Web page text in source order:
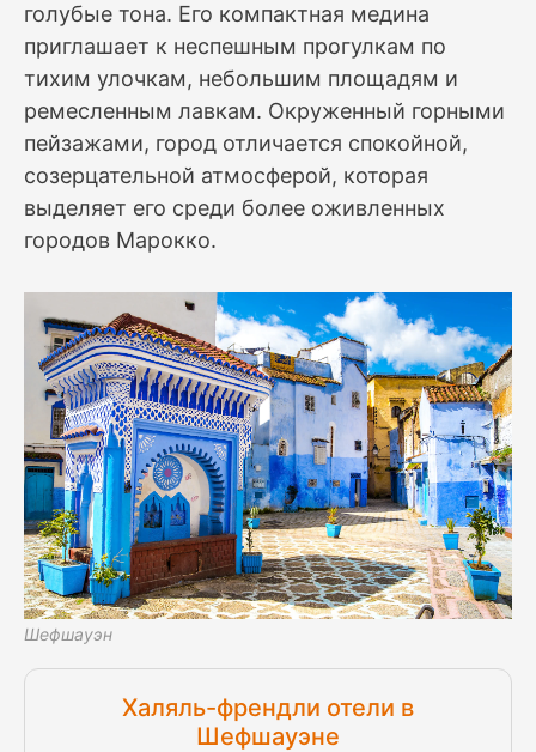
голубые тона. Его компактная медина
приглашает к неспешным прогулкам по
тихим улочкам, небольшим площадям и
ремесленным лавкам. Окруженный горными
пейзажами, город отличается спокойной,
созерцательной атмосферой, которая
выделяет его среди более оживленных
городов Марокко.
Шефшауэн
Халяль-френдли отели в
Шефшауэне